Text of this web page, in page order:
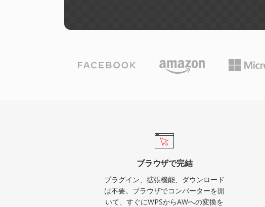
ブラウザで完結
プラグイン、拡張機能、ダウンロード
は不要。ブラウザでコンバーターを開
いて、すぐにWPSからAWへの変換を